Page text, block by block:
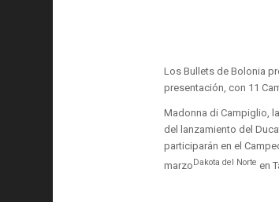
Los Bullets de Bolonia
presentación, con 11
Madonna di Campiglio,
del lanzamiento del
participarán en el
marzo Dakota del Norte en